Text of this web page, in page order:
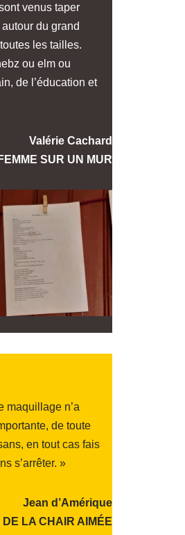
venus taper
du grand
les tailles.
ou elm ou
de l’éducation et
Valérie Cachard
SUR UN MUR
maquillage n’a
de toute
en tout cas fais
s’arrêter. »
Jean d’Amérique
DE LA CHAIR AIMÉE